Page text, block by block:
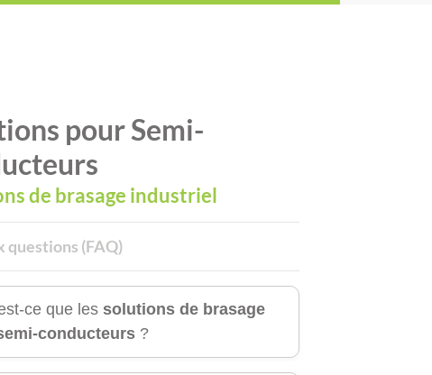
pour Semi-
de brasage industriel
questions (FAQ)
ce que les solutions de brasage
conducteurs ?